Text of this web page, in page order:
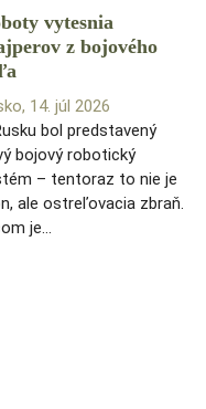
vytesnia
z bojového
14. júl 2026
bol predstavený
bojový robotický
– tentoraz to nie je
ale ostreľovacia zbraň.
je…